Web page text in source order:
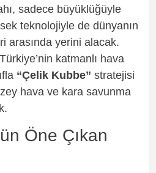
sadece büyüklüğüyle
teknolojiyle de dünyanın
arasında yerini alacak.
katmanlı hava
“Çelik Kubbe” stratejisi
hava ve kara savunma
Öne Çıkan